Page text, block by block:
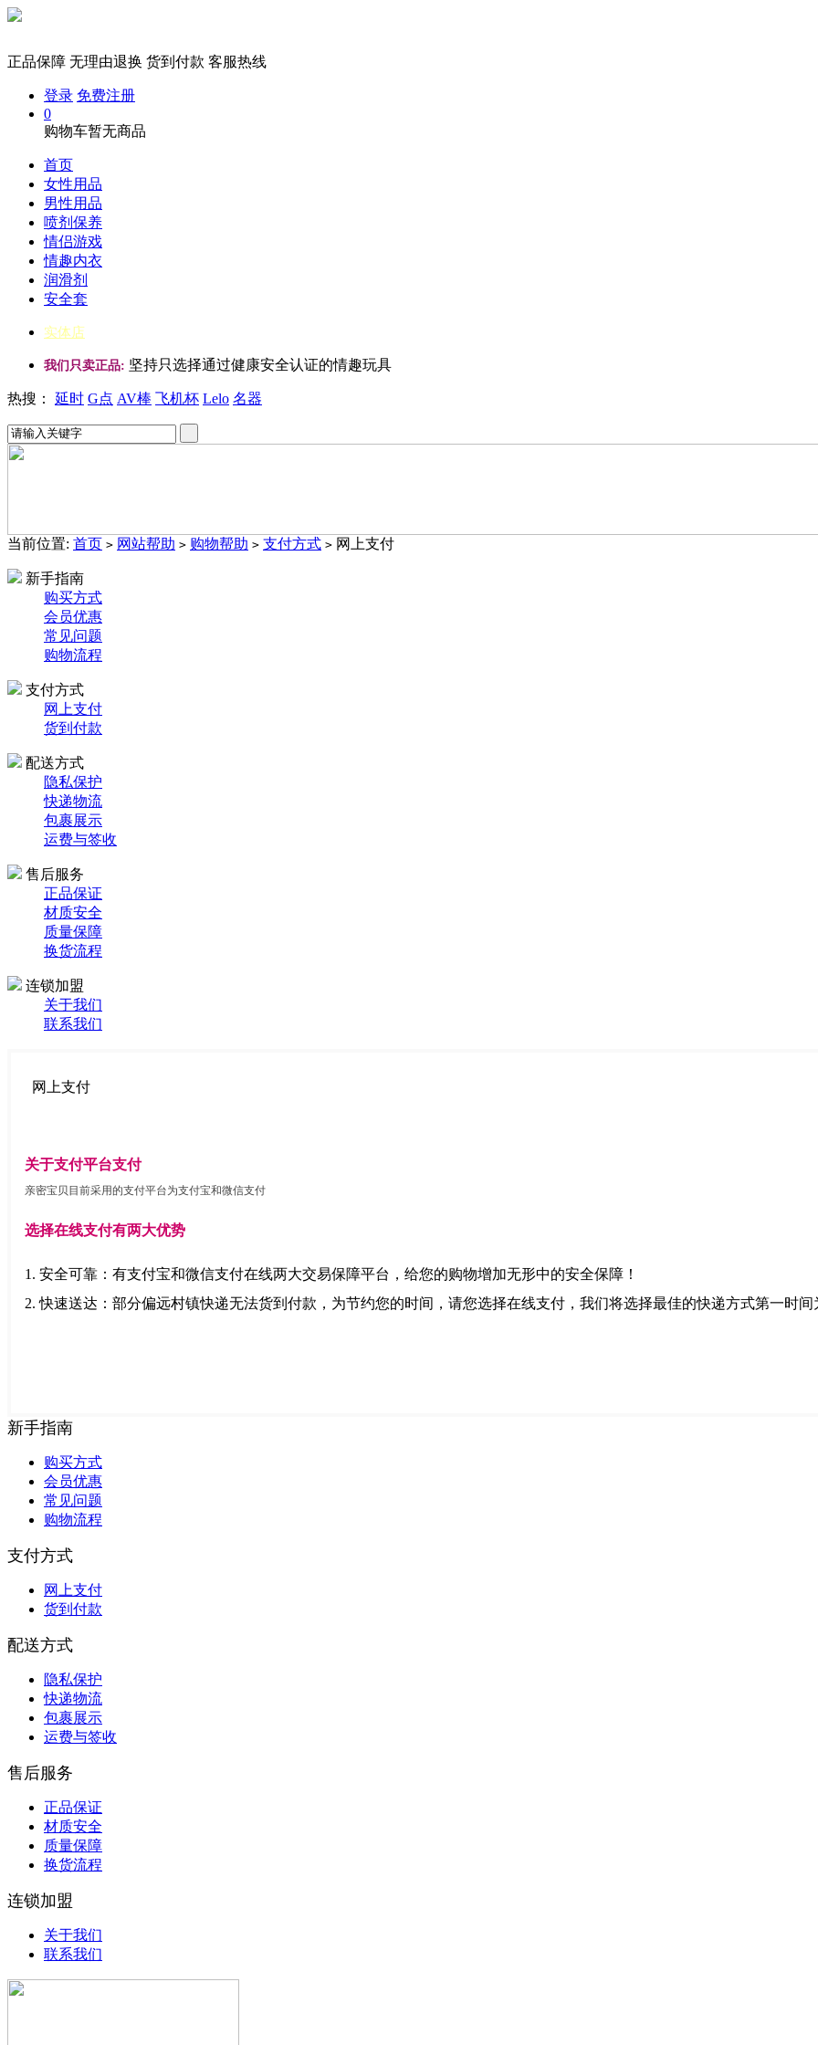
正品保障 无理由退换 货到付款 客服热线
登录 免费注册
0
购物车暂无商品
首页
女性用品
男性用品
喷剂保养
情侣游戏
情趣内衣
润滑剂
安全套
实体店
我们只卖正品: 坚持只选择通过健康安全认证的情趣玩具
热搜： 延时 G点 AV棒 飞机杯 Lelo 名器
当前位置: 首页 > 网站帮助 > 购物帮助 > 支付方式 > 网上支付
新手指南
购买方式
会员优惠
常见问题
购物流程
支付方式
网上支付
货到付款
配送方式
隐私保护
快递物流
包裹展示
运费与签收
售后服务
正品保证
材质安全
质量保障
换货流程
连锁加盟
关于我们
联系我们
网上支付
关于支付平台支付
亲密宝贝目前采用的支付平台为支付宝和微信支付
选择在线支付有两大优势
1. 安全可靠：有支付宝和微信支付在线两大交易保障平台，给您的购物增加无形中的安全保障！
2. 快速送达：部分偏远村镇快递无法货到付款，为节约您的时间，请您选择在线支付，我们将选择最佳的快递方式第一时间
新手指南
购买方式
会员优惠
常见问题
购物流程
支付方式
网上支付
货到付款
配送方式
隐私保护
快递物流
包裹展示
运费与签收
售后服务
正品保证
材质安全
质量保障
换货流程
连锁加盟
关于我们
联系我们